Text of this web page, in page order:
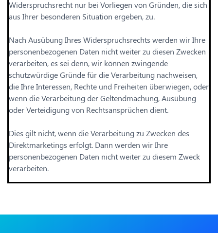
Widerspruchsrecht nur bei Vorliegen von Gründen, die sich
aus Ihrer besonderen Situation ergeben, zu.
Nach Ausübung Ihres Widerspruchsrechts werden wir Ihre
personenbezogenen Daten nicht weiter zu diesen Zwecken
verarbeiten, es sei denn, wir können zwingende
schutzwürdige Gründe für die Verarbeitung nachweisen,
die Ihre Interessen, Rechte und Freiheiten überwiegen, oder
wenn die Verarbeitung der Geltendmachung, Ausübung
oder Verteidigung von Rechtsansprüchen dient.
Dies gilt nicht, wenn die Verarbeitung zu Zwecken des
Direktmarketings erfolgt. Dann werden wir Ihre
personenbezogenen Daten nicht weiter zu diesem Zweck
verarbeiten.